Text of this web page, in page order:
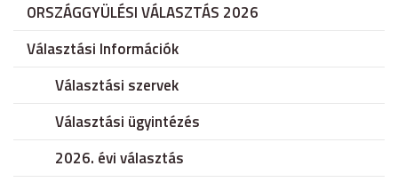
ORSZÁGGYÜLÉSI VÁLASZTÁS 2026
Választási Információk
Választási szervek
Választási ügyintézés
2026. évi választás